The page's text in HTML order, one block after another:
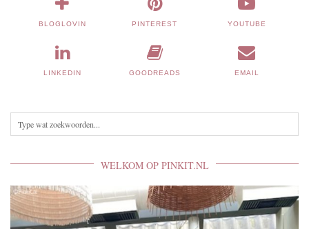
BLOGLOVIN PINTEREST YOUTUBE
LINKEDIN GOODREADS EMAIL
WELKOM OP PINKIT.NL